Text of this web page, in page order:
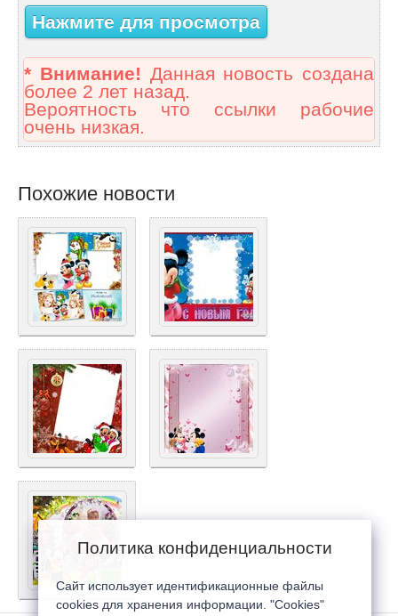
Нажмите для просмотра
* Внимание! Данная новость создана
более 2 лет назад.
Вероятность что ссылки рабочие
очень низкая.
Похожие новости
Политика конфиденциальности
Сайт использует идентификационные файлы
cookies для хранения информации. "Cookies"